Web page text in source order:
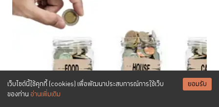
เว็บไซต์นี้ใช้คุกกี้ (cookies) เพื่อพัฒนาประสบการณ์การใช้เว็บ
ของท่าน อ่านเพิ่มเติม
ยอมรับ